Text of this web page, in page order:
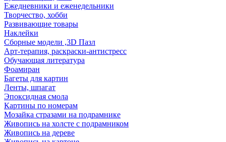
Ежедневники и еженедельники
Творчество, хобби
Развивающие товары
Наклейки
Сборные модели ,3D Пазл
Арт-терапия, раскраски-антистресс
Обучающая литература
Фоамиран
Багеты для картин
Ленты, шпагат
Эпоксидная смола
Картины по номерам
Мозайка стразами на подрамнике
Живопись на холсте с подрамником
Живопись на дереве